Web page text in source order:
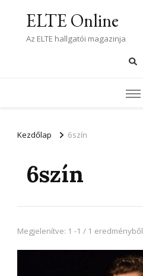
ELTE Online
Az ELTE hallgatói magazinja
Kezdőlap 6szín
6szín
Megjelenítve: 1 -1 / 1 eredményből